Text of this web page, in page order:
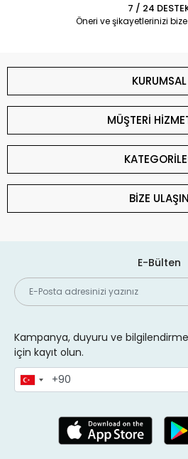
7 / 24
Öneri ve şikayetlerinizi
KURUMSAL
MÜŞTERİ
BİZE ULAŞIN
E-Bülten
Kampanya, duyuru ve
için kayıt olun.